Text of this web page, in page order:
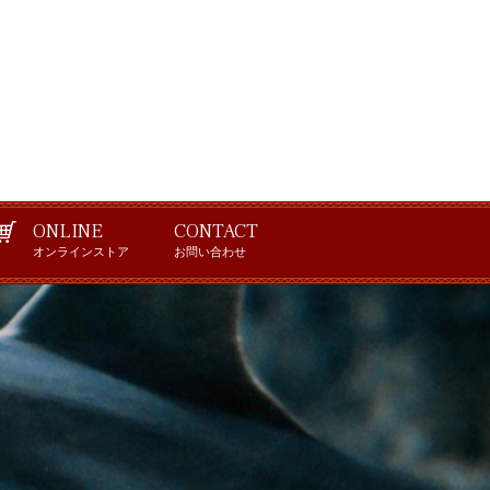
ONLINE
オンラインストア
CONTACT
お問い合わせ